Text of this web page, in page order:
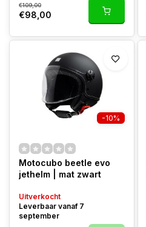
€109,00
€98,00
-10%
Motocubo beetle evo
jethelm | mat zwart
Uitverkocht
Leverbaar vanaf 7
september